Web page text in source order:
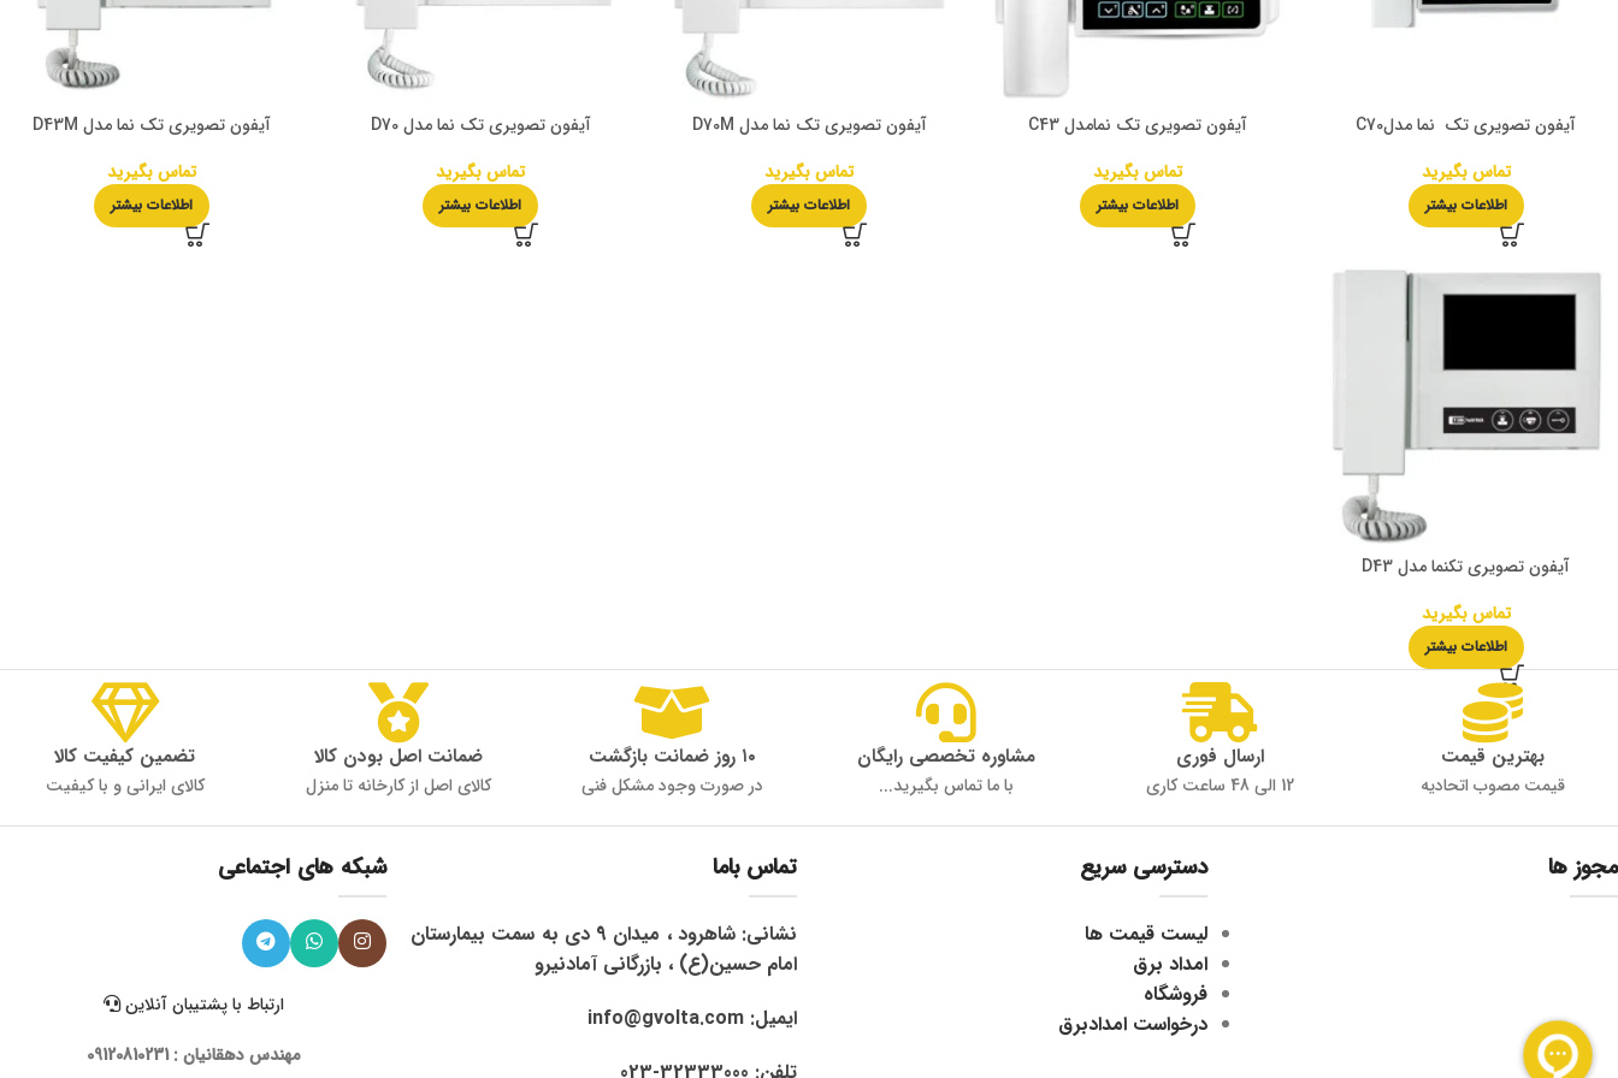
آیفون تصویری تک نما مدلC70
تماس بگیرید
اطلاعات بیشتر
آیفون تصویری تک نمامدل C43
تماس بگیرید
اطلاعات بیشتر
آیفون تصویری تک نما مدل D70M
تماس بگیرید
اطلاعات بیشتر
آیفون تصویری تک نما مدل D70
تماس بگیرید
اطلاعات بیشتر
آیفون تصویری تک نما مدل D43M
تماس بگیرید
اطلاعات بیشتر
آیفون تصویری تکنما مدل D43
تماس بگیرید
اطلاعات بیشتر
بهترین قیمت
قیمت مصوب اتحادیه
ارسال فوری
12 الی 48 ساعت کاری
مشاوره تخصصی رایگان
با ما تماس بگیرید...
۱۰ روز ضمانت بازگشت
در صورت وجود مشکل فنی
ضمانت اصل بودن کالا
کالای اصل از کارخانه تا منزل
تضمین کیفیت کالا
کالای ایرانی و با کیفیت
مجوز ها دسترسی سریع
لیست قیمت ها
امداد برق
فروشگاه
درخواست امدادبرق
تماس باما
نشانی: شاهرود ، میدان 9 دی به سمت بیمارستان
امام حسین(ع) ، بازرگانی آمادنیرو
ایمیل: info@gvolta.com
شبکه های اجتماعی
ارتباط با پشتیبان آنلاین
مهندس دهقانیان : 09120810231